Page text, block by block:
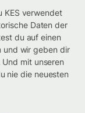
KES verwendet
Daten der
du auf einen
und wir geben dir
mit unseren
nie die neuesten